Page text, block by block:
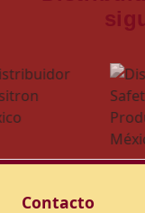
Contacto